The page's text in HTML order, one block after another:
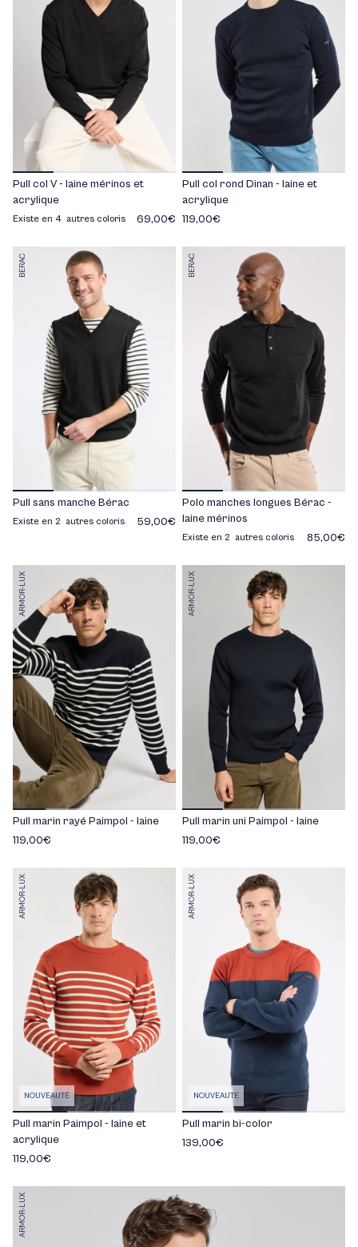
Pull col V - laine mérinos et
acrylique
Existe en 4 autres coloris 69,00€
Pull col rond Dinan - laine et
acrylique
119,00€
BERAC
Pull sans manche Bérac
Existe en 2 autres coloris 59,00€
BERAC
Polo manches longues Bérac -
laine mérinos
Existe en 2 autres coloris 85,00€
ARMOR-LUX
Pull marin rayé Paimpol - laine
119,00€
ARMOR-LUX
Pull marin uni Paimpol - laine
119,00€
ARMOR-LUX
NOUVEAUTÉ
Pull marin Paimpol - laine et
acrylique
119,00€
ARMOR-LUX
NOUVEAUTE
Pull marin bi-color
139,00€
ARMOR-LUX